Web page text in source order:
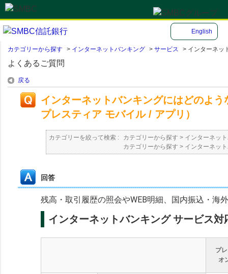
English
カテゴリーから探す > インターネットバンキング > サービス > インターネッ
よくあるご質問
戻る
インターネットバンキングにはどのよ
プレスティア モバイル / アプリ）
カテゴリーを絞って検索 : カテゴリーから探す > インターネッ
カテゴリーから探す > インターネッ
回答
残高・取引履歴の照会やWEB明細、国内振込・海
インターネットバンキング サービス対
プ
オ